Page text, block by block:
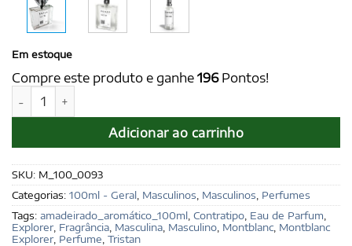
Em estoque
Compre este produto e ganhe 196Pontos!
TRISTAN for Men 100 ml - Ref. Montblanc Explorer
Adicionar ao carrinho
SKU: M_100_0093
Categorias: 100ml - Geral Masculinos Masculinos Perfumes
Tags: amadeirado_aromático_100ml Contratipo Eau de Parfum
Explorer, Fragrância Masculina Masculino Montblanc Montblanc
Explorer, Perfume Tristan